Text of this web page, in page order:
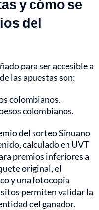
y cómo se
del
para ser accesible a
las apuestas son:
colombianos.
colombianos.
del sorteo Sinuano
calculado en UVT
premios inferiores a
original, el
y una fotocopia
permiten validar la
del ganador.